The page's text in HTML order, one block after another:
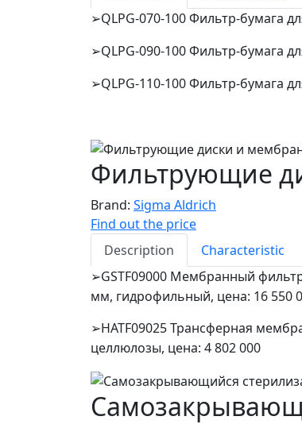
➢QLPG-070-100 Фильтр-бумага
➢QLPG-090-100 Фильтр-бумага
➢QLPG-110-100 Фильтр-бумага
Фильтрующие
Brand: Sigma Aldrich
Find out the price
Description
Characteristic
➢GSTF09000 Мембранный
мм, гидрофильный, цена: 16 550
➢HATF09025 Трансферная
целлюлозы, цена: 4 802 000